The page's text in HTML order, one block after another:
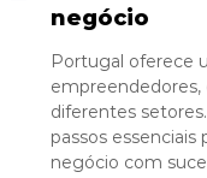
negócio
Portugal oferece
diferentes
passos essenciais
negócio com